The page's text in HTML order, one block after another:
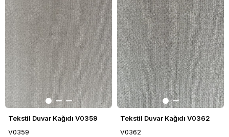
Tekstil Duvar Kağıdı V0359
V0359
Tekstil Duvar Kağıdı V0362
V0362